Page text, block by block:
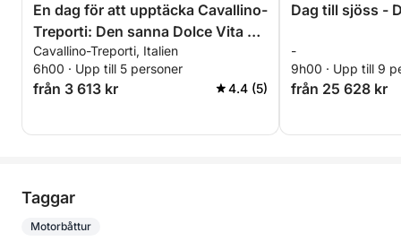
En dag för att upptäcka Cavallino-
Treporti: Den sanna Dolce Vita på
en motorbåt
Cavallino-Treporti, Italien
6h00 · Upp till 5 personer
från 3 613 kr 4.4 (5)
Dag till sjöss -
-
9h00 · Upp till 9
från 25 628 kr
Taggar
Motorbåttur